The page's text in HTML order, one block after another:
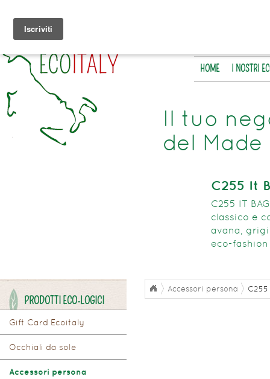
HOME I NOSTRI
Il tuo
del
C255 It
C255 IT
classico e
avana,
eco-
PRODOTTI ECO-LOGICI
Gift Card Ecoitaly
Occhiali da sole
Accessori persona
Accessori persona